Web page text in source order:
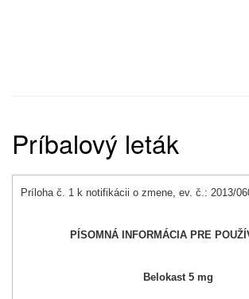
Príbalový leták
Príloha č. 1 k notifikácii o zmene, ev. č.: 2013/
PÍSOMNÁ INFORMÁCIA PRE
Belokast 5 mg